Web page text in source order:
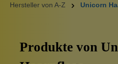
Hersteller von A-Z Unicorn
Produkte von